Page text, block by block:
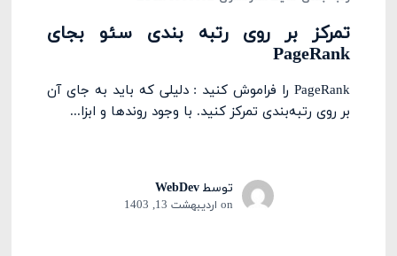
تمرکز بر روی رتبه بندی سئو بجای
PageRank
PageRank را فراموش کنید : دلیلی که باید به جای آن
بر روی رتبه‌بندی تمرکز کنید. با وجود روندها و ابزا...
توسطWebDev
on اردیبهشت 13, 1403